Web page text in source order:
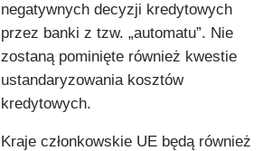
negatywnych decyzji kredytowych
przez banki z tzw. „automatu”. Nie
zostaną pominięte również kwestie
ustandaryzowania kosztów
kredytowych.
Kraje członkowskie UE będą również